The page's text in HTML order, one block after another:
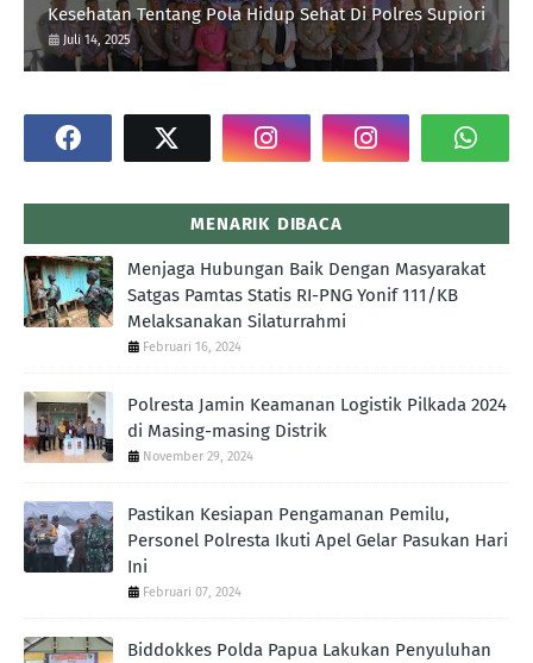
Kesehatan Tentang Pola Hidup Sehat Di Polres Supiori
Juli 14, 2025
MENARIK DIBACA
Menjaga Hubungan Baik Dengan Masyarakat
Satgas Pamtas Statis RI-PNG Yonif 111/KB
Melaksanakan Silaturrahmi
Februari 16, 2024
Polresta Jamin Keamanan Logistik Pilkada 2024
di Masing-masing Distrik
November 29, 2024
Pastikan Kesiapan Pengamanan Pemilu,
Personel Polresta Ikuti Apel Gelar Pasukan Hari
Ini
Februari 07, 2024
Biddokkes Polda Papua Lakukan Penyuluhan